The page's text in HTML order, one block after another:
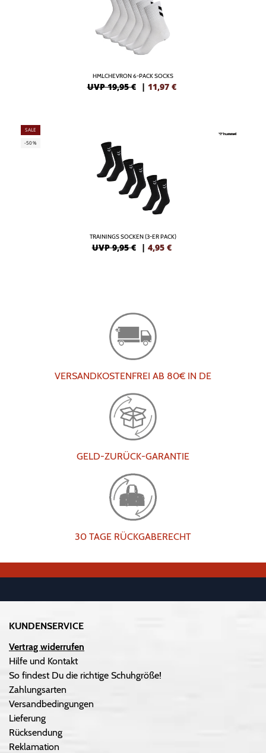
HMLCHEVRON 6-PACK SOCKS
UVP 19,95 € | 11,97 €
SALE
-50%
TRAININGS SOCKEN (3-ER PACK)
UVP 9,95 € | 4,95 €
VERSANDKOSTENFREI AB 80€ IN DE
GELD-ZURÜCK-GARANTIE
30 TAGE RÜCKGABERECHT
KUNDENSERVICE
Vertrag widerrufen
Hilfe und Kontakt
So findest Du die richtige Schuhgröße!
Zahlungsarten
Versandbedingungen
Lieferung
Rücksendung
Reklamation